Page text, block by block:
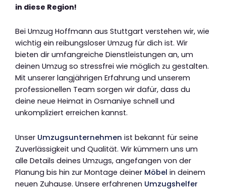
in diese Region!
Bei Umzug Hoffmann aus Stuttgart verstehen wir, wie
wichtig ein reibungsloser Umzug für dich ist. Wir
bieten dir umfangreiche Dienstleistungen an, um
deinen Umzug so stressfrei wie möglich zu gestalten.
Mit unserer langjährigen Erfahrung und unserem
professionellen Team sorgen wir dafür, dass du
deine neue Heimat in Osmaniye schnell und
unkompliziert erreichen kannst.
Unser Umzugsunternehmen ist bekannt für seine
Zuverlässigkeit und Qualität. Wir kümmern uns um
alle Details deines Umzugs, angefangen von der
Planung bis hin zur Montage deiner Möbel in deinem
neuen Zuhause. Unsere erfahrenen Umzugshelfer